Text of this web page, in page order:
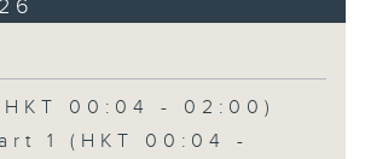
00:04 - 02:00)
1 (HKT 00:04 -